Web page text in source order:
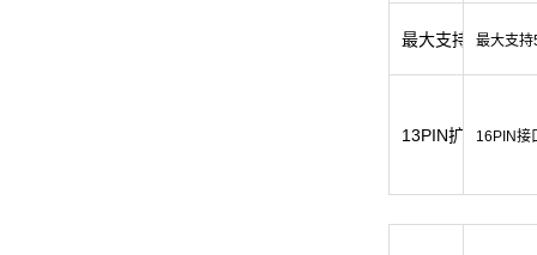
最大支持256G扩
13PIN扩展接口
最大支
16PIN接